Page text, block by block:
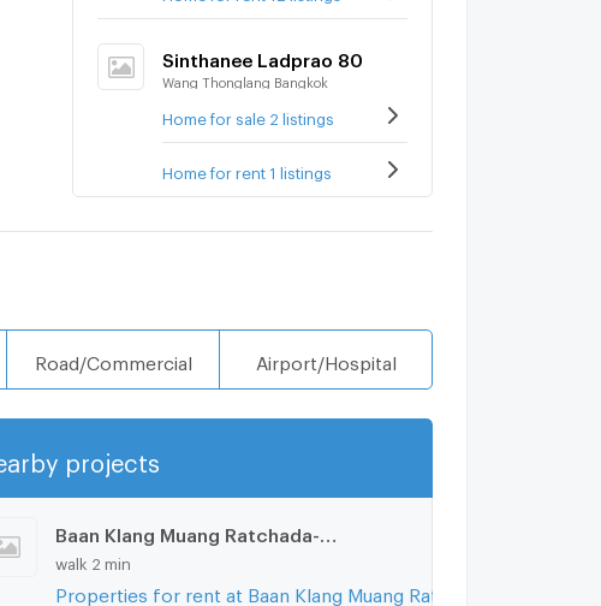
Sinthanee Ladprao 80
Wang Thonglang Bangkok
Home for sale 2 listings
Home for rent 1 listings
Road/Commercial Airport/Hospital
projects
walk 2 min